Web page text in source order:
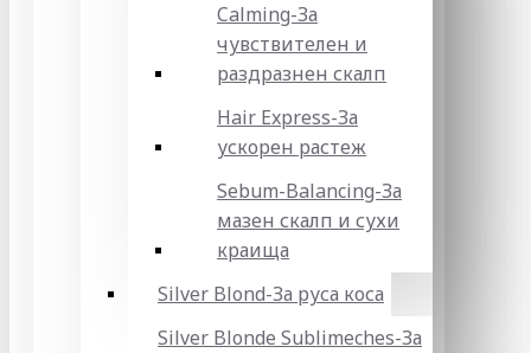
Calming-За
чувствителен и
раздразнен скалп
Hair Express-За
ускорен растеж
Sebum-Balancing-За
мазен скалп и сухи
краища
Silver Blond-За руса коса
Silver Blonde Sublіmeches-За